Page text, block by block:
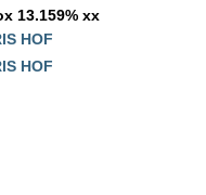
13.159% xx
HOF
HOF